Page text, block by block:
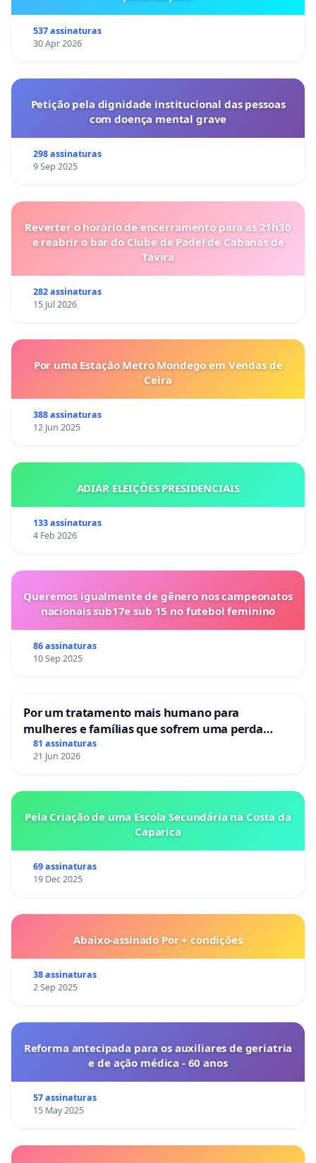
537 assinaturas
30 Apr 2026
Petição pela dignidade institucional das pessoas
com doença mental grave
298 assinaturas
9 Sep 2025
Reverter o horário de encerramento para as 21h30
e reabrir o bar do Clube de Padel de Cabanas de
Tavira
282 assinaturas
15 Jul 2026
Por uma Estação Metro Mondego em Vendas de
Ceira
388 assinaturas
12 Jun 2025
ADIAR ELEIÇÕES PRESIDENCIAIS
133 assinaturas
4 Feb 2026
Queremos igualmente de gênero nos campeonatos
nacionais sub17e sub 15 no futebol feminino
86 assinaturas
10 Sep 2025
Por um tratamento mais humano para
mulheres e famílias que sofrem uma perda
gestacional nos hospitais portugueses
81 assinaturas
21 Jun 2026
Pela Criação de uma Escola Secundária na Costa da
Caparica
69 assinaturas
19 Dec 2025
Abaixo-assinado Por + condições
38 assinaturas
2 Sep 2025
Reforma antecipada para os auxiliares de geriatria
e de ação médica - 60 anos
57 assinaturas
15 May 2025